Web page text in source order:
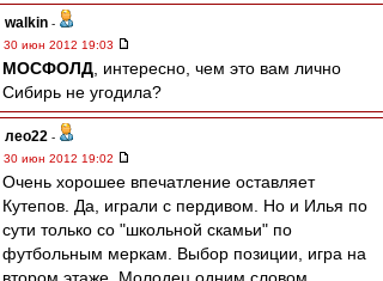
walkin -
30 июн 2012 19:03
МОСФОЛД , интересно, чем это вам лично
Сибирь не угодила?
лео22 -
30 июн 2012 19:02
Очень хорошее впечатление оставляет
Кутепов. Да, играли с пердивом. Но и Илья по
сути только со "школьной скамьи" по
футбольным меркам. Выбор позиции, игра на